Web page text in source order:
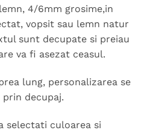
4/6mm grosime,in
vopsit sau lemn natur
sunt decupate si preiau
va fi asezat ceasul.
lung, personalizarea se
decupaj.
selectati culoarea si